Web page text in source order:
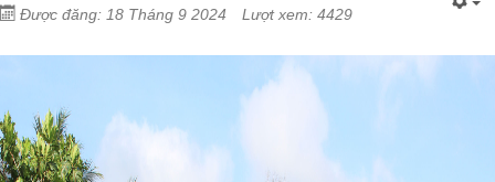
Được đăng: 18 Tháng 9 2024
Lượt xem: 4429